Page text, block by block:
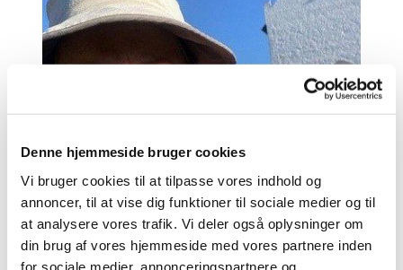
Denne hjemmeside bruger cookies
Vi bruger cookies til at tilpasse vores indhold og
annoncer, til at vise dig funktioner til sociale medier og til
at analysere vores trafik. Vi deler også oplysninger om
din brug af vores hjemmeside med vores partnere inden
for sociale medier, annonceringspartnere og